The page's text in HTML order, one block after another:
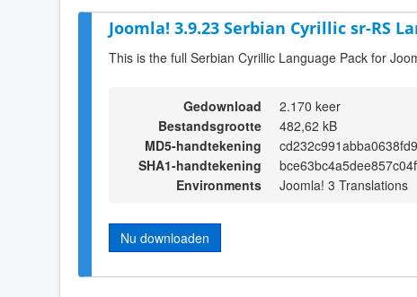
Joomla! 3.9.23 Serbian Cyrillic sr-RS
This is the full Serbian Cyrillic Language Pack for
Gedownload
2.170 keer
Bestandsgrootte
482,62 kB
MD5-handtekening
SHA1-handtekening
Environments
Joomla! 3 Translations
Nu downloaden